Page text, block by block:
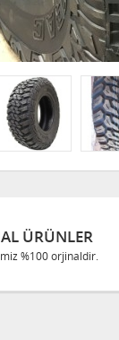
ÜRÜNLER
%100 orjinaldir.